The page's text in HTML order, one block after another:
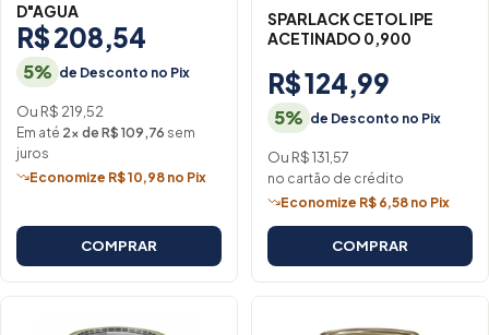
D"AGUA
R$ 208,54
5% de Desconto no Pix
Ou R$ 219,52
Em até 2× de R$ 109,76 sem
juros
Economize R$ 10,98 no Pix
COMPRAR
SPARLACK CETOL IPE
ACETINADO 0,900
R$ 124,99
5% de Desconto no Pix
Ou R$ 131,57
no cartão de crédito
Economize R$ 6,58 no Pix
COMPRAR